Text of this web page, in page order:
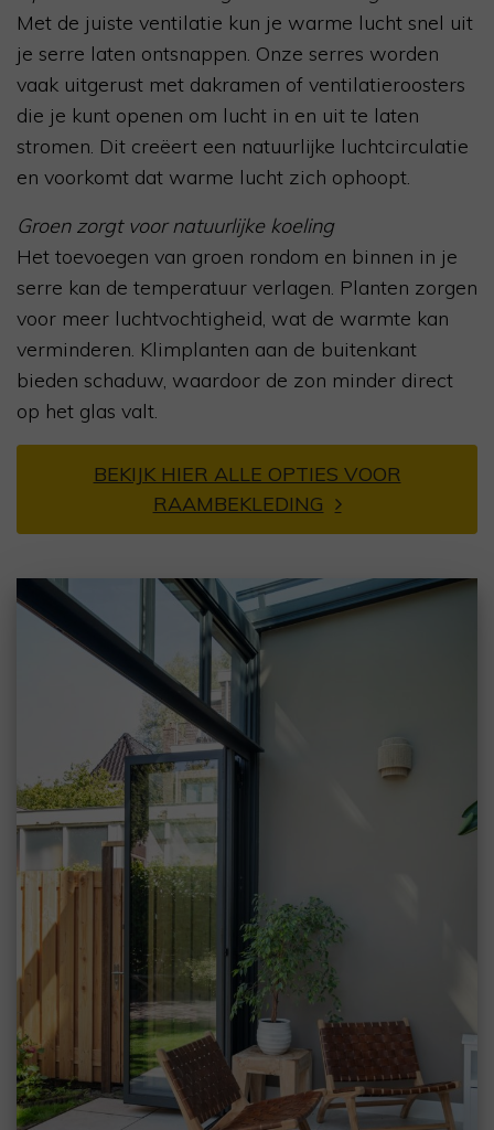
Met de juiste ventilatie kun je warme lucht snel uit
je serre laten ontsnappen. Onze serres worden
vaak uitgerust met dakramen of ventilatieroosters
die je kunt openen om lucht in en uit te laten
stromen. Dit creëert een natuurlijke luchtcirculatie
en voorkomt dat warme lucht zich ophoopt.
Groen zorgt voor natuurlijke koeling
Het toevoegen van groen rondom en binnen in je
serre kan de temperatuur verlagen. Planten zorgen
voor meer luchtvochtigheid, wat de warmte kan
verminderen. Klimplanten aan de buitenkant
bieden schaduw, waardoor de zon minder direct
op het glas valt.
BEKIJK HIER ALLE OPTIES VOOR
RAAMBEKLEDING